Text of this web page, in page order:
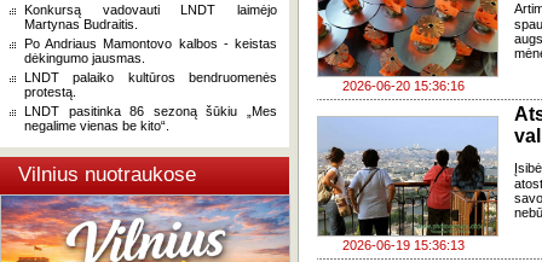
Konkursą vadovauti LNDT laimėjo
Martynas Budraitis.
Po Andriaus Mamontovo kalbos - keistas
dėkingumo jausmas.
LNDT palaiko kultūros bendruomenės
protestą.
LNDT pasitinka 86 sezoną šūkiu „Mes
negalime vienas be kito“.
Vilnius nuotraukose
2026-06-20 15:36:16
2026-06-19 15:36:13